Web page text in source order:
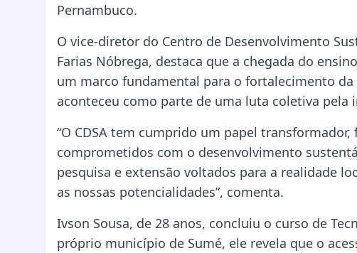
Pernambuco.
O vice-diretor do Centro de Desenvolvimento
Farias Nóbrega, destaca que a chegada do
um marco fundamental para o fortalecimento da
aconteceu como parte de uma luta coletiva pela
“O CDSA tem cumprido um papel
comprometidos com o desenvolvimento
pesquisa e extensão voltados para a realidade
as nossas potencialidades”, comenta.
Ivson Sousa, de 28 anos, concluiu o curso de
próprio município de Sumé, ele revela que o